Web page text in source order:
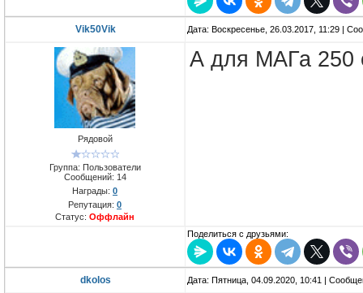
Vik50Vik Дата: Воскресенье, 26.03.2017, 11:29 |
Рядовой
Группа: Пользователи
Сообщений: 14
Награды: 0
Репутация: 0
Статус: Оффлайн
А для МАГа 250
Поделиться с друзьями:
dkolos Дата: Пятница, 04.09.2020, 10:41 |